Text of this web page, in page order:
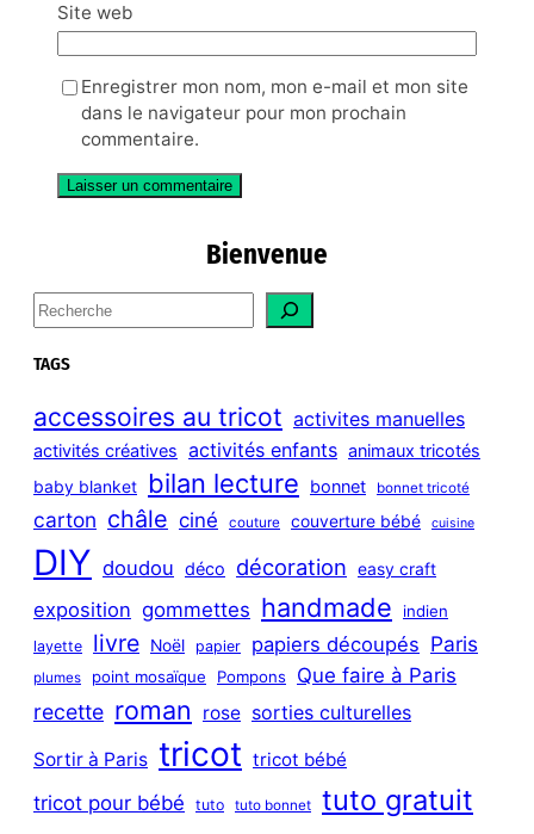
Site web
Enregistrer mon nom, mon e-mail et mon site
dans le navigateur pour mon prochain
commentaire.
Bienvenue
S
e
a
c
h
TAGS
accessoires au tricot activites manuelles
activités créatives activités enfants animaux tricotés
baby blanket bilan lecture bonnet bonnet tricoté
carton châle ciné couture couverture bébé cuisine
DIY doudou déco décoration easy craft
exposition gommettes handmade indien
layette livre Noël papier papiers découpés Paris
plumes point mosaïque Pompons Que faire à Paris
recette roman rose sorties culturelles
Sortir à Paris tricot tricot bébé
tricot pour bébé tuto tuto bonnet tuto gratuit